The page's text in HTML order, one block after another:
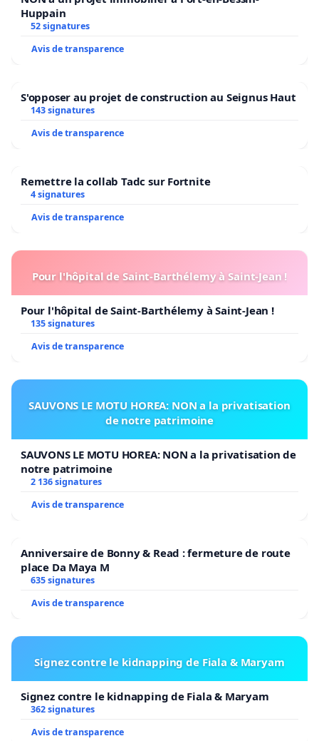
Huppain
52 signatures
Avis de transparence
S'opposer au projet de construction au Seignus Haut
143 signatures
Avis de transparence
Remettre la collab Tadc sur Fortnite
4 signatures
Avis de transparence
Pour l'hôpital de Saint-Barthélemy à Saint-Jean !
Pour l'hôpital de Saint-Barthélemy à Saint-Jean !
135 signatures
Avis de transparence
SAUVONS LE MOTU HOREA: NON a la privatisation
de notre patrimoine
SAUVONS LE MOTU HOREA: NON a la privatisation de
notre patrimoine
2 136 signatures
Avis de transparence
Anniversaire de Bonny & Read : fermeture de route
place Da Maya M
635 signatures
Avis de transparence
Signez contre le kidnapping de Fiala & Maryam
Signez contre le kidnapping de Fiala & Maryam
362 signatures
Avis de transparence